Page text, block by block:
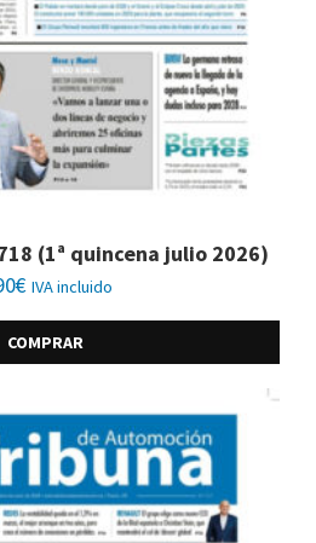
(1ª quincena julio 2026)
€ IVA incluido
COMPRAR